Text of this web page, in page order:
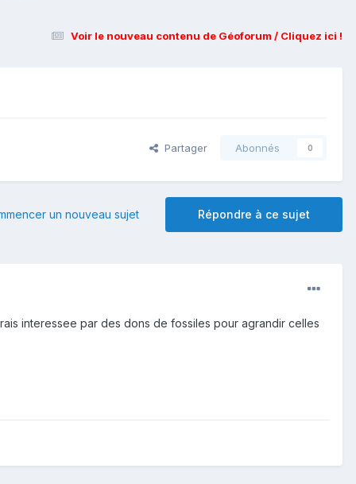
Voir le nouveau contenu de Géoforum / Cliquez ici !
Partager Abonnés 0
Répondre à ce sujet
un nouveau sujet
interessee par des dons de fossiles pour agrandir celles